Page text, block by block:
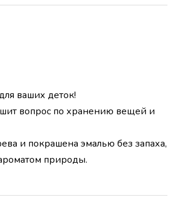
ваших деток!
вопрос по хранению вещей и
и покрашена эмалью без запаха,
природы.